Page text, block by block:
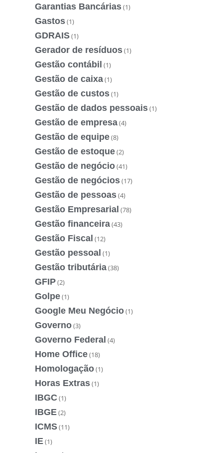
Garantias Bancárias(1)
Gastos(1)
GDRAIS(1)
Gerador de resíduos(1)
Gestão contábil (1)
Gestão de caixa(1)
Gestão de custos(1)
Gestão de dados pessoais(1)
Gestão de empresa(4)
Gestão de equipe(8)
Gestão de estoque(2)
Gestão de negócio(41)
Gestão de negócios(17)
Gestão de pessoas(4)
Gestão Empresarial (78)
Gestão financeira(43)
Gestão Fiscal (12)
Gestão pessoal (1)
Gestão tributária(38)
GFIP(2)
Golpe(1)
Google Meu Negócio(1)
Governo(3)
Governo Federal (4)
Home Office(18)
Homologação(1)
Horas Extras(1)
IBGC(1)
IBGE(2)
ICMS(11)
IE(1)